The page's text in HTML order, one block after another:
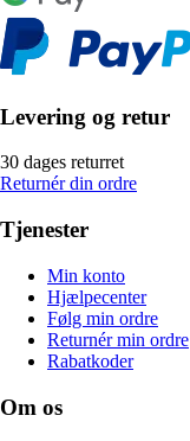
Levering og retur
30 dages returret
Returnér din ordre
Tjenester
Min konto
Hjælpecenter
Følg min ordre
Returnér min ordre
Rabatkoder
Om os